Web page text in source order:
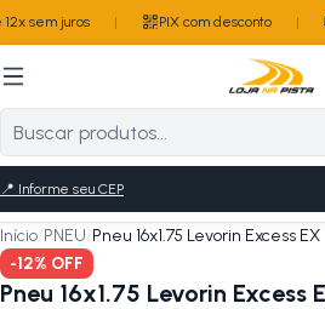
sem juros PIX com desconto
📍 Informe seu CEP
Início/PNEU/Pneu 16x1.75 Levorin Excess EX
-12% OFF
Pneu 16x1.75 Levorin Excess